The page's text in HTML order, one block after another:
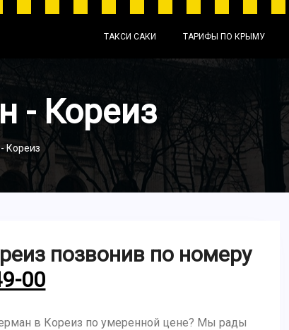
ТАКСИ САКИ ТАРИФЫ ПО КРЫМУ
- Кореиз
Кореиз
позвонив по номеру
00
в Кореиз по умеренной цене? Мы рады